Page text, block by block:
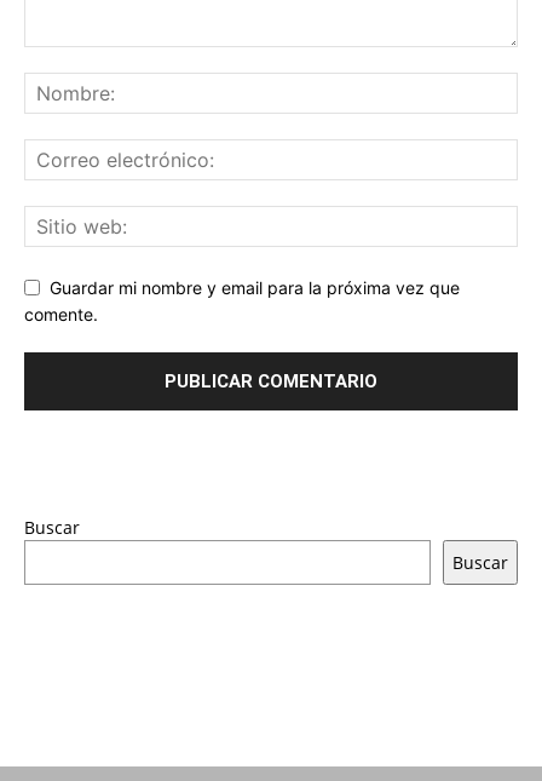
Guardar mi nombre y email para la próxima vez que
comente.
Buscar
Buscar